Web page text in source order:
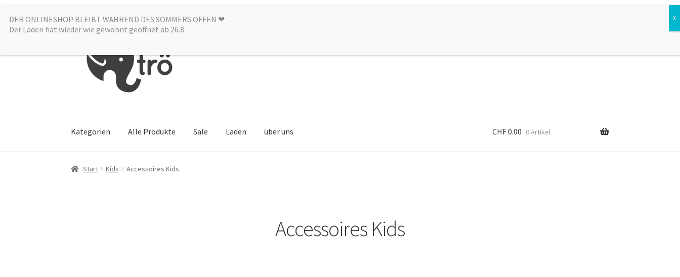
Zur
Zum
Kategorien Alle Produkte Sale Laden über uns CHF0.00 0 Artikel
Start Kids Accessoires Kids
Accessoires Kids
DER ONLINESHOP BLEIBT WÄHREND DES SOMMERS OFFEN ❤︎
Der Laden hat wieder wie gewohnt geöffnet ab 26.8.